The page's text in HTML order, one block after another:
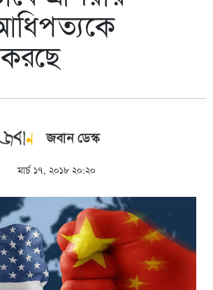
করছে
জবান ডেস্ক
মার্চ ১৭, ২০১৮ ২০:২০